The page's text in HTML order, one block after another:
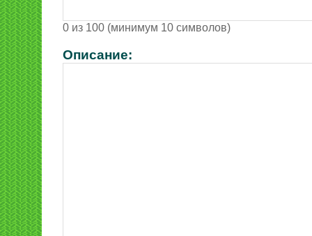
0 из 100 (минимум 10 символов)
Описание: